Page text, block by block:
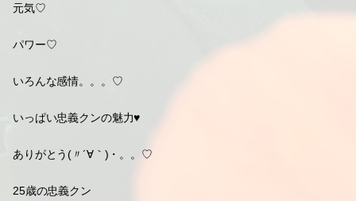
元気♡
パワー♡
いろんな感情。。。♡
いっぱい忠義クンの魅力♥
ありがとう(〃´∀｀)・。。♡
25歳の忠義クン